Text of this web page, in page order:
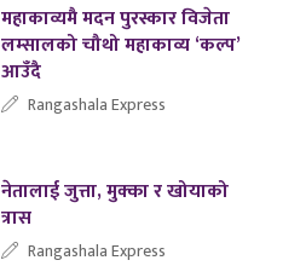
महाकाव्यमै मदन पुरस्कार विजेता
लम्सालको चौथो महाकाव्य ‘कल्प’
आउँदै
Rangashala Express
नेतालाई जुत्ता, मुक्का र खोयाको
त्रास
Rangashala Express